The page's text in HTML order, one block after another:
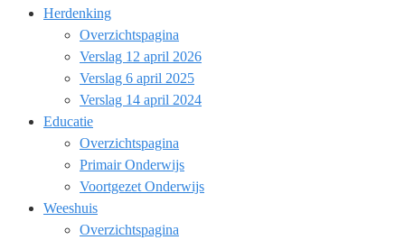
Herdenking
Overzichtspagina
Verslag 12 april 2026
Verslag 6 april 2025
Verslag 14 april 2024
Educatie
Overzichtspagina
Primair Onderwijs
Voortgezet Onderwijs
Weeshuis
Overzichtspagina